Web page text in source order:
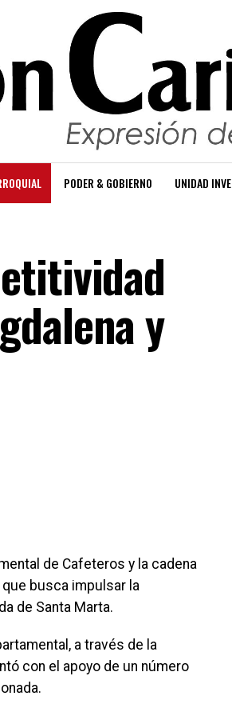
PODER & GOBIERNO UNIDAD
y
de Cafeteros y la cadena
busca impulsar la
de Santa Marta.
a través de la
con el apoyo de un número